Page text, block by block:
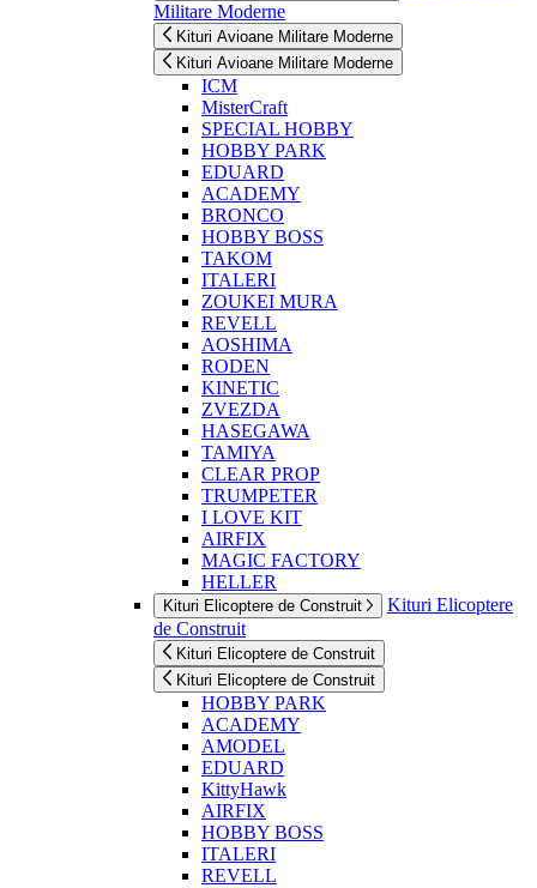
Militare Moderne
Kituri Avioane Militare Moderne
Kituri Avioane Militare Moderne
ICM
MisterCraft
SPECIAL HOBBY
HOBBY PARK
EDUARD
ACADEMY
BRONCO
HOBBY BOSS
TAKOM
ITALERI
ZOUKEI MURA
REVELL
AOSHIMA
RODEN
KINETIC
ZVEZDA
HASEGAWA
TAMIYA
CLEAR PROP
TRUMPETER
I LOVE KIT
AIRFIX
MAGIC FACTORY
HELLER
Kituri Elicoptere de Construit
Kituri Elicoptere
de Construit
Kituri Elicoptere de Construit
Kituri Elicoptere de Construit
HOBBY PARK
ACADEMY
AMODEL
EDUARD
KittyHawk
AIRFIX
HOBBY BOSS
ITALERI
REVELL